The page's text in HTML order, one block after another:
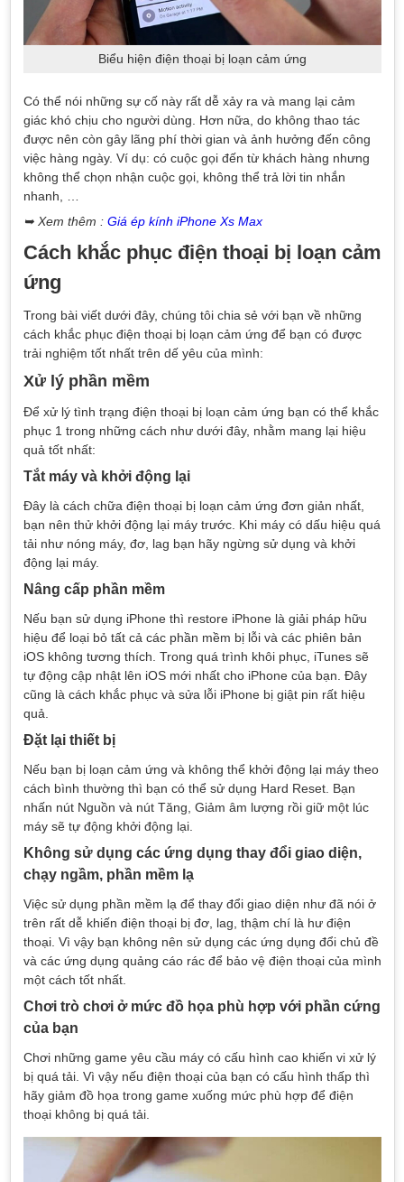
Biểu hiện điện thoại bị loạn cảm ứng
Có thể nói những sự cố này rất dễ xảy ra và mang lại cảm
giác khó chịu cho người dùng. Hơn nữa, do không thao tác
được nên còn gây lãng phí thời gian và ảnh hưởng đến công
việc hàng ngày. Ví dụ: có cuộc gọi đến từ khách hàng nhưng
không thể chọn nhận cuộc gọi, không thể trả lời tin nhắn
nhanh, …
➥ Xem thêm : Giá ép kính iPhone Xs Max
Cách khắc phục điện thoại bị loạn cảm
ứng
Trong bài viết dưới đây, chúng tôi chia sẻ với bạn về những
cách khắc phục điện thoại bị loạn cảm ứng để bạn có được
trải nghiệm tốt nhất trên dế yêu của mình:
Xử lý phần mềm
Để xử lý tình trạng điện thoại bị loạn cảm ứng bạn có thể khắc
phục 1 trong những cách như dưới đây, nhằm mang lại hiệu
quả tốt nhất:
Tắt máy và khởi động lại
Đây là cách chữa điện thoại bị loạn cảm ứng đơn giản nhất,
bạn nên thử khởi động lại máy trước. Khi máy có dấu hiệu quá
tải như nóng máy, đơ, lag bạn hãy ngừng sử dụng và khởi
động lại máy.
Nâng cấp phần mềm
Nếu bạn sử dụng iPhone thì restore iPhone là giải pháp hữu
hiệu để loại bỏ tất cả các phần mềm bị lỗi và các phiên bản
iOS không tương thích. Trong quá trình khôi phục, iTunes sẽ
tự động cập nhật lên iOS mới nhất cho iPhone của bạn. Đây
cũng là cách khắc phục và sửa lỗi iPhone bị giật pin rất hiệu
quả.
Đặt lại thiết bị
Nếu bạn bị loạn cảm ứng và không thể khởi động lại máy theo
cách bình thường thì bạn có thể sử dụng Hard Reset. Bạn
nhấn nút Nguồn và nút Tăng, Giảm âm lượng rồi giữ một lúc
máy sẽ tự động khởi động lại.
Không sử dụng các ứng dụng thay đổi giao diện,
chạy ngầm, phần mềm lạ
Việc sử dụng phần mềm lạ để thay đổi giao diện như đã nói ở
trên rất dễ khiến điện thoại bị đơ, lag, thậm chí là hư điện
thoại. Vì vậy bạn không nên sử dụng các ứng dụng đổi chủ đề
và các ứng dụng quảng cáo rác để bảo vệ điện thoại của mình
một cách tốt nhất.
Chơi trò chơi ở mức đồ họa phù hợp với phần cứng
của bạn
Chơi những game yêu cầu máy có cấu hình cao khiến vi xử lý
bị quá tải. Vì vậy nếu điện thoại của bạn có cấu hình thấp thì
hãy giảm đồ họa trong game xuống mức phù hợp để điện
thoại không bị quá tải.